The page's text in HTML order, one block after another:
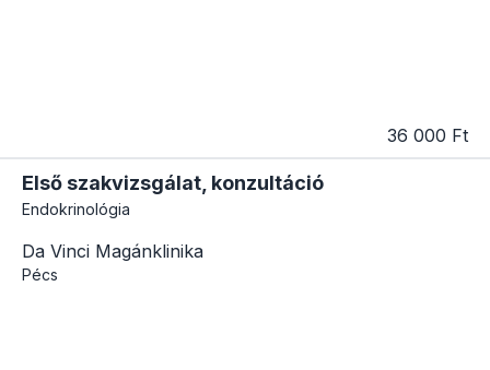
36 000 Ft
Első szakvizsgálat, konzultáció
Endokrinológia
Da Vinci Magánklinika
Pécs